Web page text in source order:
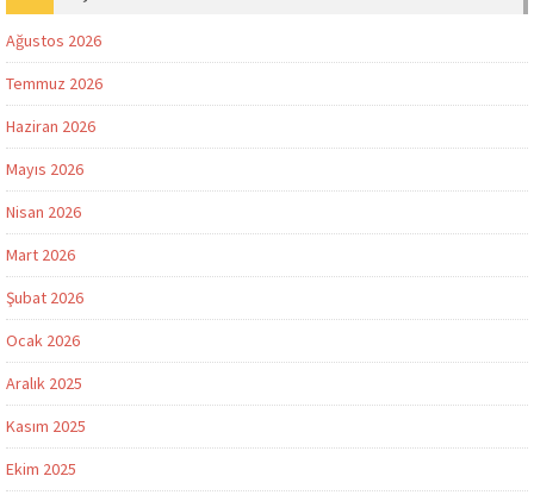
Ağustos 2026
Temmuz 2026
Haziran 2026
Mayıs 2026
Nisan 2026
Mart 2026
Şubat 2026
Ocak 2026
Aralık 2025
Kasım 2025
Ekim 2025